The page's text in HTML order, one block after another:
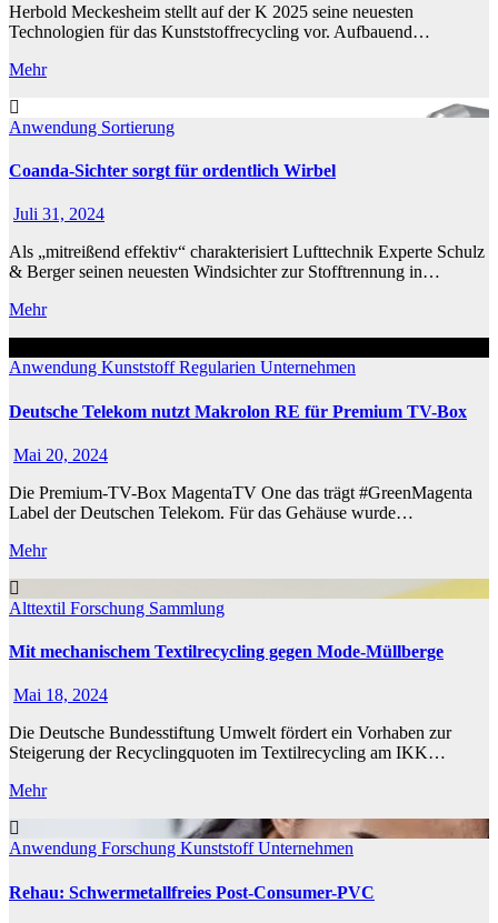
Herbold Meckesheim stellt auf der K 2025 seine neuesten
Technologien für das Kunststoffrecycling vor. Aufbauend…
Mehr
Anwendung Sortierung
Coanda-Sichter sorgt für ordentlich Wirbel
Juli 31, 2024
Als „mitreißend effektiv“ charakterisiert Lufttechnik Experte Schulz
& Berger seinen neuesten Windsichter zur Stofftrennung in…
Mehr
Anwendung KunststoffRegularien Unternehmen
Deutsche Telekom nutzt Makrolon RE für Premium TV-Box
Mai 20, 2024
Die Premium-TV-Box MagentaTV One das trägt #GreenMagenta
Label der Deutschen Telekom. Für das Gehäuse wurde…
Mehr
Alttextil Forschung Sammlung
Mit mechanischem Textilrecycling gegen Mode-Müllberge
Mai 18, 2024
Die Deutsche Bundesstiftung Umwelt fördert ein Vorhaben zur
Steigerung der Recyclingquoten im Textilrecycling am IKK…
Mehr
Anwendung Forschung KunststoffUnternehmen
Rehau: Schwermetallfreies Post-Consumer-PVC